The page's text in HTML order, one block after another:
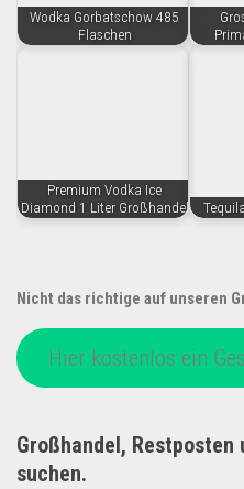
Wodka Gorbatschow 485
Flaschen
Premium Vodka Ice
Diamond 1 Liter Großhandel
Nicht das richtige auf unseren
Hier kostenlos ein
Großhandel, Restposten
suchen.